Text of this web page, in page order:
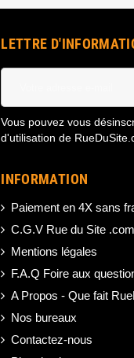
LETTRE
Vous pouvez vous
d'utilisation de
INFORMATION
Paiement en 4X sans
C.G.V Rue du Site .com
Mentions légales
F.A.Q Foire aux
A Propos - Que fait
Nos bureaux
Contactez-nous